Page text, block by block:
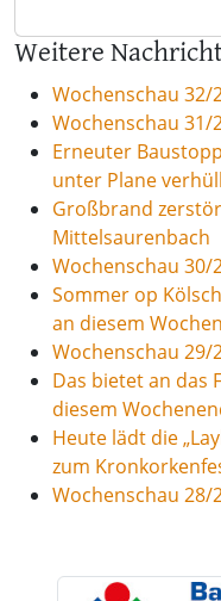
Weitere
Wochenschau 32/
Wochenschau 31/
Erneuter
unter Plane
Großbrand
Mittelsaurenbach
Wochenschau 30/
Sommer op
an diesem
Wochenschau 29/
Das bietet an das
diesem
Heute lädt die
zum
Wochenschau 28/